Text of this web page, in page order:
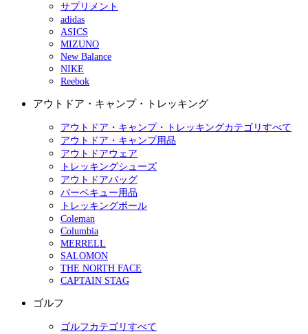
サプリメント
adidas
ASICS
MIZUNO
New Balance
NIKE
Reebok
アウトドア・キャンプ・トレッキング
アウトドア・キャンプ・トレッキングカテゴリすべて
アウトドア・キャンプ用品
アウトドアウェア
トレッキングシューズ
アウトドアバッグ
バーベキュー用品
トレッキングポール
Coleman
Columbia
MERRELL
SALOMON
THE NORTH FACE
CAPTAIN STAG
ゴルフ
ゴルフカテゴリすべて